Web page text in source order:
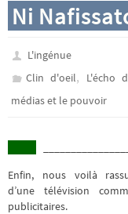
Ni
L'ingénue
Clin d'oeil, L'écho
médias et le pouvoir
Enfin, nous voilà
d’une télévision
publicitaires.